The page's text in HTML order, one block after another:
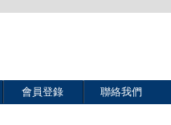
會員登錄 聯絡我們